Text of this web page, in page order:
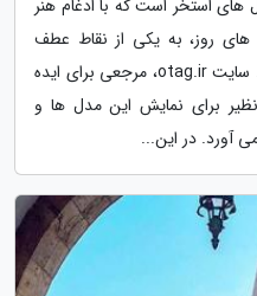
مدل های استخر است که با ادغام هنر
روز، به یکی از نقاط عطف
معماری و دکوراسیون تبدیل شده اند. سایت otag.ir، مرجعی برای ایده
برای نمایش این مدل ها و
آورد. در این...